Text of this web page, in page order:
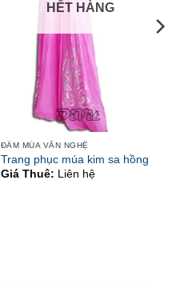
HẾT HÀNG
ĐẦM MÚA VĂN NGHỆ
Trang phục múa kim sa hồng
Giá Thuê: Liên hệ